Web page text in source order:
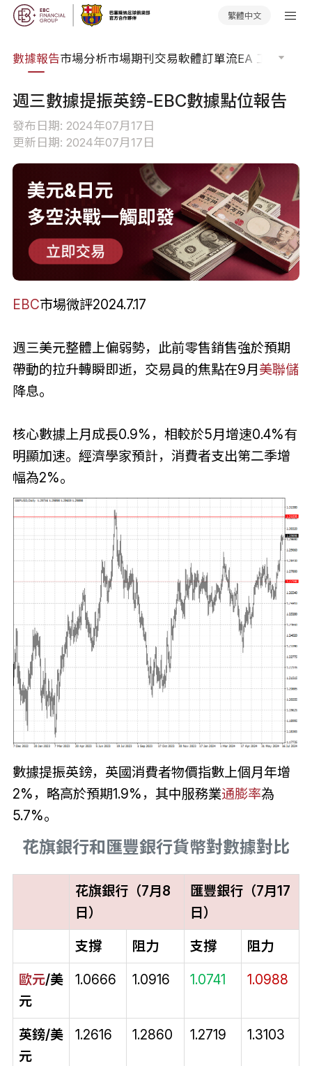
繁體中文
數據報告市場分析市場期刊交易軟體訂單流EA 工具庫
週三數據提振英鎊-EBC數據點位報告
發布日期: 2024年07月17日
更新日期: 2024年07月17日
EBC市場微評2024.7.17
週三美元整體上偏弱勢，此前零售銷售強於預期
帶動的拉升轉瞬即逝，交易員的焦點在9月美聯儲
降息。
核心數據上月成長0.9%，相較於5月增速0.4%有
明顯加速。經濟學家預計，消費者支出第二季增
幅為2%。
數據提振英鎊，英國消費者物價指數上個月年增
2%，略高於預期1.9%，其中服務業通膨率為
5.7%。
花旗銀行和匯豐銀行貨幣對數據對比
花旗銀行（7月8
日）
匯豐銀行（7月17
日）
支撐
阻力 支撐
阻力
歐元/美
元
1.0666 1.0916 1.0741 1.0988
英鎊/美
元
1.2616 1.2860 1.2719 1.3103